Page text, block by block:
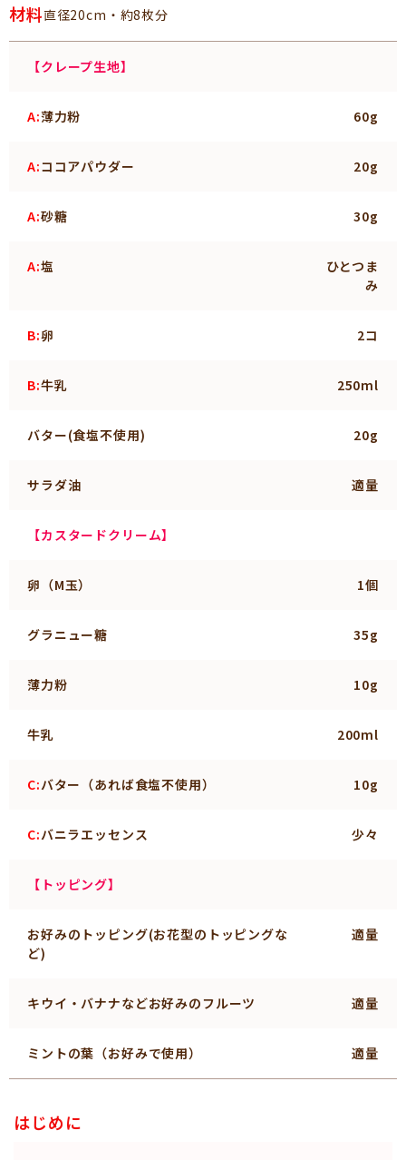
材料直径20cm・約8枚分
【クレープ生地】
A:薄力粉 60g
A:ココアパウダー 20g
A:砂糖 30g
A:塩
ひとつま
み
B:卵 2コ
B:牛乳 250ml
バター(食塩不使用) 20g
サラダ油 適量
【カスタードクリーム】
卵（M玉） 1個
グラニュー糖 35g
薄力粉 10g
牛乳 200ml
C:バター（あれば食塩不使用） 10g
C:バニラエッセンス 少々
【トッピング】
お好みのトッピング(お花型のトッピングな
ど)
適量
キウイ・バナナなどお好みのフルーツ 適量
ミントの葉（お好みで使用） 適量
はじめに